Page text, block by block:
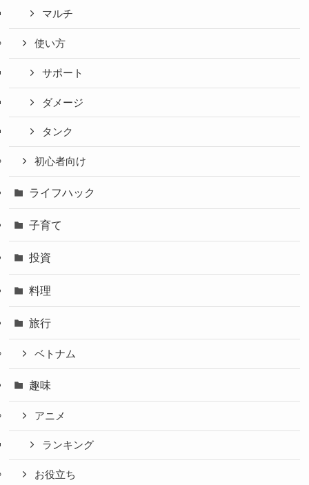
マルチ
使い方
サポート
ダメージ
タンク
初心者向け
ライフハック
子育て
投資
料理
旅行
ベトナム
趣味
アニメ
ランキング
お役立ち